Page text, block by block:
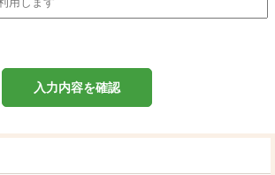
入力内容を確認